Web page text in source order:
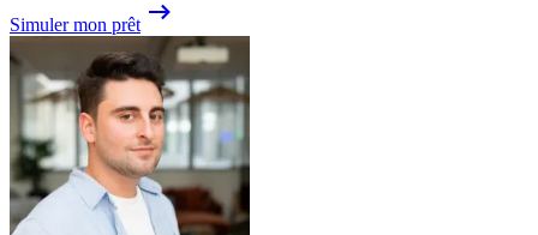
Simuler mon prêt